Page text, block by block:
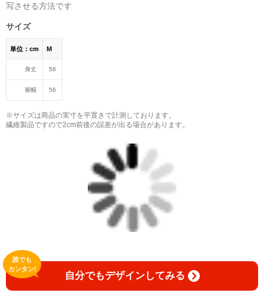
写させる方法です
サイズ
単位：cm M
身丈 58
裾幅 56
※サイズは商品の実寸を平置きで計測しております。
繊維製品ですので2cm前後の誤差が出る場合があります。
自分でもデザインしてみる
誰でも
カンタン!